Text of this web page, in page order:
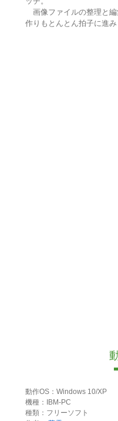
画像ファイルの整理と編
作りもとんとん拍子に進み
動作OS：Windows 10/XP
機種：IBM-PC
種類：フリーソフト